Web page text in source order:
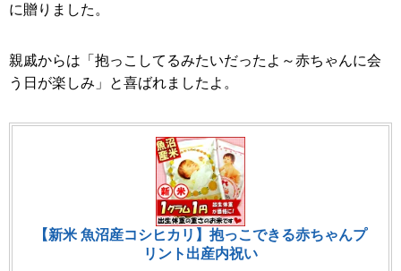
に贈りました。
親戚からは「抱っこしてるみたいだったよ～赤ちゃんに会
う日が楽しみ」と喜ばれましたよ。
【新米 魚沼産コシヒカリ】抱っこできる赤ちゃんプ
リント出産内祝い